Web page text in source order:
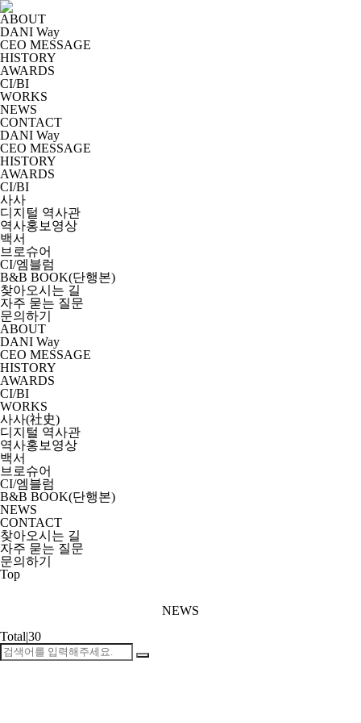
ABOUT
DANI Way
CEO MESSAGE
HISTORY
AWARDS
CI/BI
WORKS
NEWS
CONTACT
DANI Way
CEO MESSAGE
HISTORY
AWARDS
CI/BI
사사
디지털 역사관
역사홍보영상
백서
브로슈어
CI/엠블럼
B&B BOOK(단행본)
찾아오시는 길
자주 묻는 질문
문의하기
ABOUT
DANI Way
CEO MESSAGE
HISTORY
AWARDS
CI/BI
WORKS
사사(社史)
디지털 역사관
역사홍보영상
백서
브로슈어
CI/엠블럼
B&B BOOK(단행본)
NEWS
CONTACT
찾아오시는 길
자주 묻는 질문
문의하기
Top
NEWS
Total|30